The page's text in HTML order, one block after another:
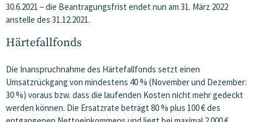
30.6.2021 – die Beantragungsfrist endet nun am 31. März 2022
anstelle des 31.12.2021.
Härtefallfonds
Die Inanspruchnahme des Härtefallfonds setzt einen
Umsatzrückgang von mindestens 40 % (November und Dezember:
30 %) voraus bzw. dass die laufenden Kosten nicht mehr gedeckt
werden können. Die Ersatzrate beträgt 80 % plus 100 € des